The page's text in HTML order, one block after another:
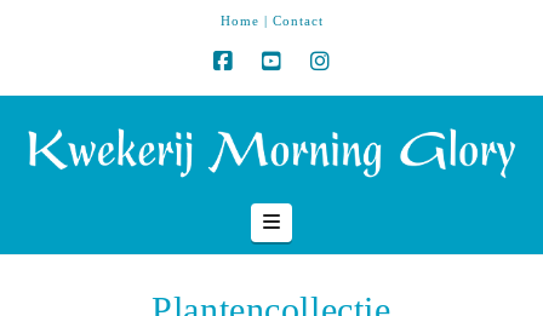
Home | Contact
Navigation